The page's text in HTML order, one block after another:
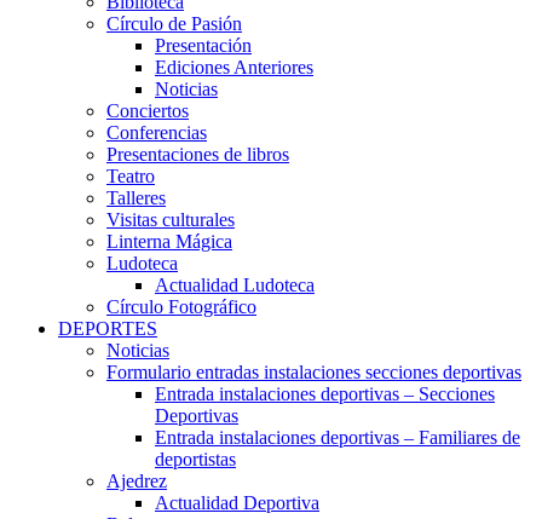
Círculo de Pasión
Presentación
Ediciones Anteriores
Noticias
Conciertos
Conferencias
Presentaciones de libros
Teatro
Talleres
Visitas culturales
Linterna Mágica
Ludoteca
Actualidad Ludoteca
Círculo Fotográfico
DEPORTES
Noticias
Formulario entradas instalaciones secciones deportivas
Entrada instalaciones deportivas – Secciones
Deportivas
Entrada instalaciones deportivas – Familiares de
deportistas
Ajedrez
Actualidad Deportiva